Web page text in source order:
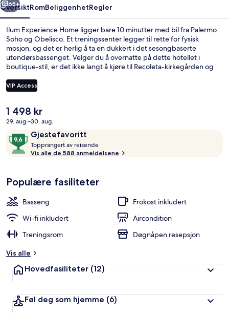
65+
OversiktRomBeliggenhetRegler
Ilum Experience Home ligger bare 10 minutter med bil fra Palermo
Soho og Obelisco. Et treningssenter legger til rette for fysisk
mosjon, og det er herlig å ta en dukkert i det sesongbaserte
utendørsbassenget. Velger du å overnatte på dette hotellet i
boutique-stil, er det ikke langt å kjøre til Recoleta-kirkegården og
betjeningen.
VIP Access
Den
nåværende
prisen
er
1 498 kr
1 498 kr
29. aug.–30. aug.
AnmeldelserGjestefavoritt
9,6
av
10,
Topprangert av reisende
o
v
i
Vis alle de 588 anmeldelsene
Populære fasiliteter
Basseng
Frokost inkludert
Wi-fi inkludert
Aircondition
Treningsrom
Døgnåpen resepsjon
Vis alle
Hovedfasiliteter (12)
Føl deg som hjemme (6)